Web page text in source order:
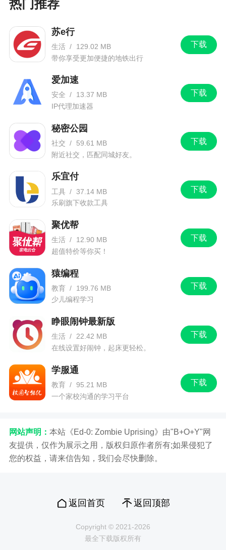
热门推荐
下载
苏e行
生活 /
129.02 MB
带你享受更加便捷的地铁出行
下载
爱加速
安全 /
13.37 MB
IP代理加速器
下载
秘密公园
社交 /
59.61 MB
附近社交，匹配同城好友。
下载
乐宜付
工具 / 37.14 MB
乐刷旗下收款工具
下载
聚优帮
生活 /
12.90 MB
超值特价等你买！
下载
猿编程
教育 /
199.76 MB
少儿编程学习
下载
睁眼闹钟最新版
生活 / 22.42 MB
在线设置好闹钟，起床更轻松。
下载
学服通
教育 / 95.21 MB
一个家校沟通的学习平台
网站声明： 本站《Ed-0: Zombie Uprising》由"B+O+Y"网
友提供，仅作为展示之用，版权归原作者所有;如果侵犯了
您的权益，请来信告知，我们会尽快删除。
返回首页 返回顶部
Copyright © 2021-2026
最全下载版权所有